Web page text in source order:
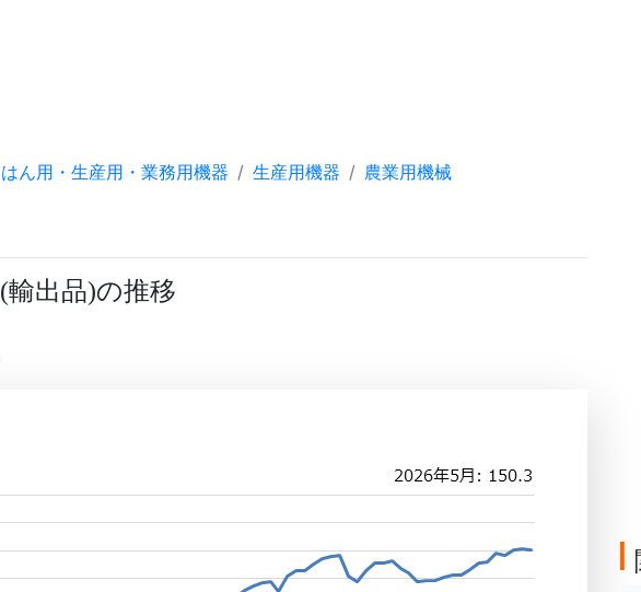
はん用・生産用・業務用機器 生産用機器 農業用機械
(輸出品)の推移